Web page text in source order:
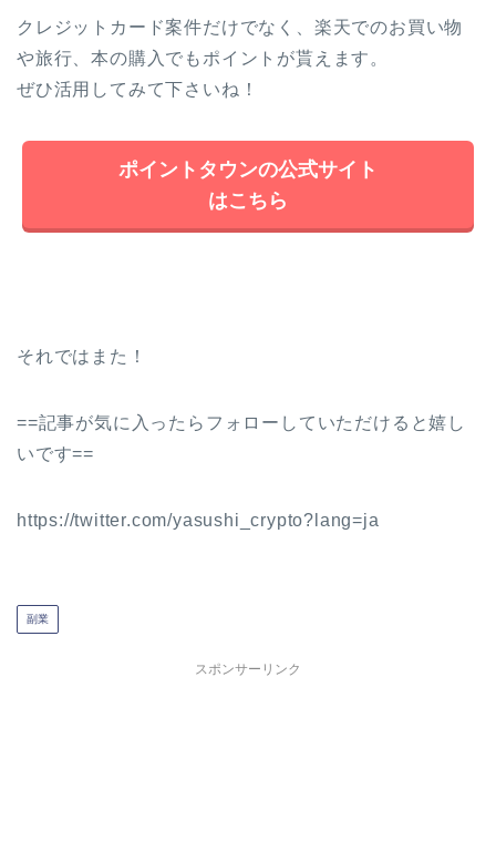
クレジットカード案件だけでなく、楽天でのお買い物
や旅行、本の購入でもポイントが貰えます。
ぜひ活用してみて下さいね！
ポイントタウンの公式サイト
はこちら
それではまた！
==記事が気に入ったらフォローしていただけると嬉し
いです==
https://twitter.com/yasushi_crypto?lang=ja
副業
スポンサーリンク